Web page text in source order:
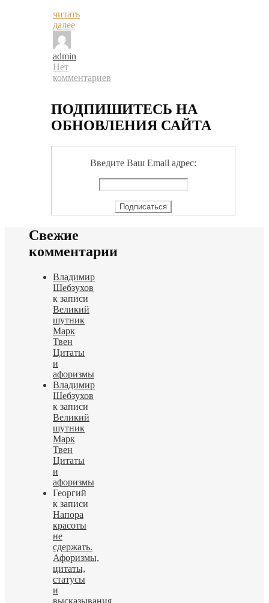
читать
далее
admin
Нет
комментариев
ПОДПИШИТЕСЬ НА
ОБНОВЛЕНИЯ САЙТА
Введите Ваш Email адрес:
Свежие
комментарии
Владимир
Шебзухов
к записи
Великий
шутник
Марк
Твен
Цитаты
и
афоризмы
Владимир
Шебзухов
к записи
Великий
шутник
Марк
Твен
Цитаты
и
афоризмы
Георгий
к записи
Напора
красоты
не
сдержать.
Афоризмы,
цитаты,
статусы
и
высказывания